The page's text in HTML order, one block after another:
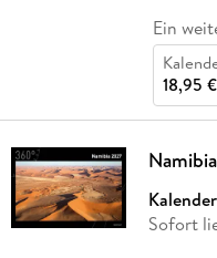
Ein
18,95 €
Kalender
Sofort